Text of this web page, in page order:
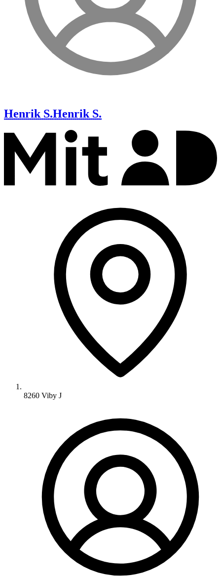
Henrik S.Henrik S.
8260 Viby J